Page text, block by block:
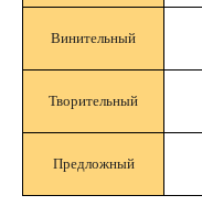
Винительный
Творительный
Предложный